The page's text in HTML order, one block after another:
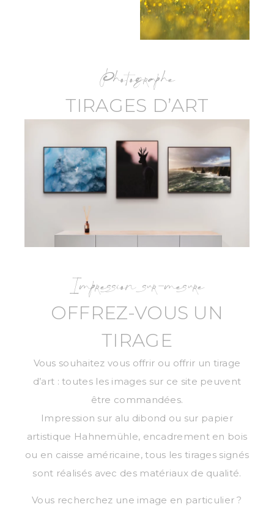
Photographe
TIRAGES D’ART
Impression sur-mesure
OFFREZ-VOUS UN
TIRAGE
Vous souhaitez vous offrir ou offrir un tirage
d’art : toutes les images sur ce site peuvent
être commandées.
Impression sur alu dibond ou sur papier
artistique Hahnemühle, encadrement en bois
ou en caisse américaine, tous les tirages signés
sont réalisés avec des matériaux de qualité.
Vous recherchez une image en particulier ?